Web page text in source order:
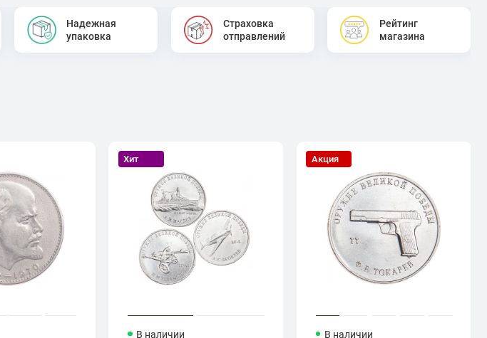
Надежная
упаковка
Страховка
отправлений
Рейтинг
магазина
Хит
В наличии
Акция
В наличии